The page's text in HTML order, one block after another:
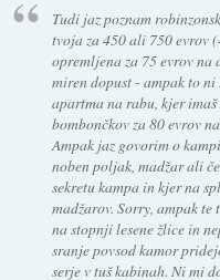
Tudi jaz poznam
tvoja za 450 ali 750 evrov
opremljena za 75 evrov
miren dopust - ampak to ni
apartma na rabu, kjer
bombončkov za 80 evrov
Ampak jaz govorim o
noben poljak, madžar ali
sekretu kampa in kjer na
madžarov. Sorry, ampak
na stopnji lesene žlice in
sranje povsod kamor
serje v tuš kabinah. Ni mi